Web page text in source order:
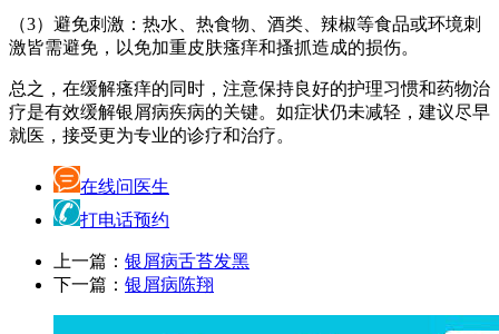
（3）避免刺激：热水、热食物、酒类、辣椒等食品或环境刺
激皆需避免，以免加重皮肤瘙痒和搔抓造成的损伤。
总之，在缓解瘙痒的同时，注意保持良好的护理习惯和药物治
疗是有效缓解银屑病疾病的关键。如症状仍未减轻，建议尽早
就医，接受更为专业的诊疗和治疗。
在线问医生
打电话预约
上一篇： 银屑病舌苔发黑
下一篇： 银屑病陈翔